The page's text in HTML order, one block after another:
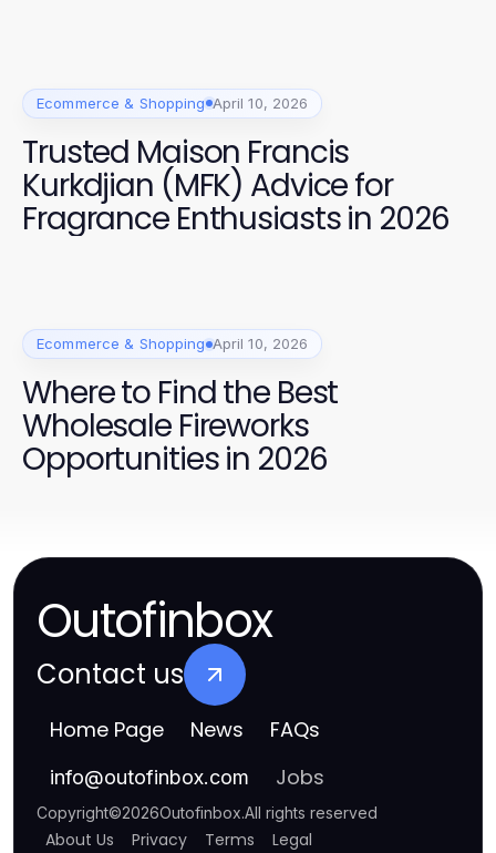
Ecommerce & Shopping April 10, 2026
Trusted Maison Francis
Kurkdjian (MFK) Advice for
Fragrance Enthusiasts in 2026
Ecommerce & Shopping April 10, 2026
Where to Find the Best
Wholesale Fireworks
Opportunities in 2026
Outofinbox
Contact us
Home Page News FAQs
info@outofinbox.com Jobs
Copyright©2026Outofinbox.All rights reserved
About Us Privacy Terms Legal